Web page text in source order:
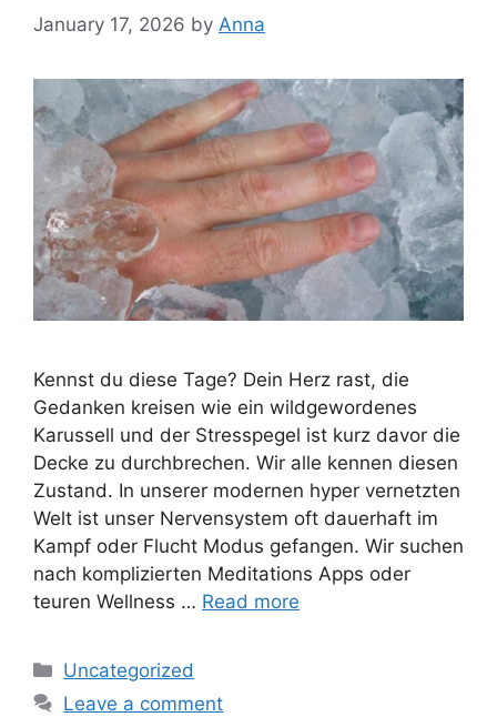
January 17, 2026 by Anna
Kennst du diese Tage? Dein Herz rast, die
Gedanken kreisen wie ein wildgewordenes
Karussell und der Stresspegel ist kurz davor die
Decke zu durchbrechen. Wir alle kennen diesen
Zustand. In unserer modernen hyper vernetzten
Welt ist unser Nervensystem oft dauerhaft im
Kampf oder Flucht Modus gefangen. Wir suchen
nach komplizierten Meditations Apps oder
teuren Wellness … Read more
Categories
Uncategorized
Leave a comment